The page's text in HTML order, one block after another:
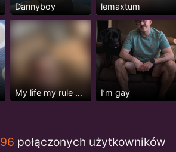
Dannyboy lemaxtum
My life my rule my happiness I’m gay
96 połączonych użytkowników